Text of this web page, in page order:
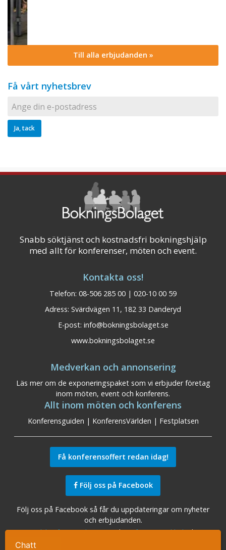
Ta kontakt
Till alla erbjudanden »
Få vårt nyhetsbrev
Snabb söktjänst och kostnadsfri bokningshjälp
med allt för konferenser, möten och event.
Kontakta oss!
Telefon: 08-506 285 00 | 020-10 00 59
Adress: Svärdvägen 11, 182 33 Danderyd
E-post: info@bokningsbolaget.se
www.bokningsbolaget.se
Medverkan och annonsering
Läs mer om de exponeringspaket som vi erbjuder företag
inom möten, event och konferens.
Allt inom möten och konferens
Konferensguiden | KonferensVärlden | Festplatsen
Få konferensoffert redan idag!
Följ oss på Facebook
Följ oss på Facebook så får du uppdateringar om nyheter
och erbjudanden.
Sök konferensanläggningar|Konferens Stockholm|
Konferens Arlanda
Chatt